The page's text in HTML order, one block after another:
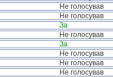
Не голосував
Не голосував
За
Не голосував
За
Не голосував
Не голосував
Не голосував